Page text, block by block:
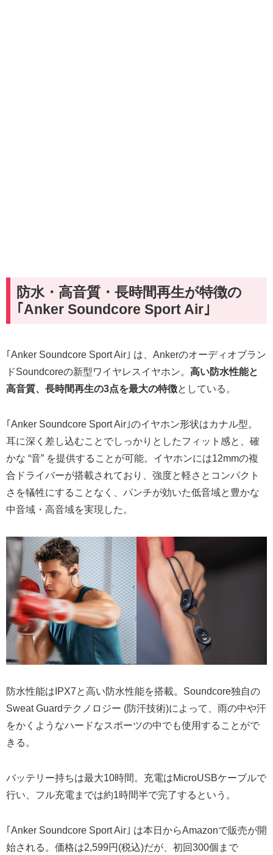
防水・高音質・長時間再生が特徴の
｢Anker Soundcore Sport Air｣
｢Anker Soundcore Sport Air｣ は、Ankerのオーディオブラン
ドSoundcoreの新型ワイヤレスイヤホン。 高い防水性能と
高音質、長時間再生の3点を最大の特徴としている。
｢ Anker Soundcore Sport Air ｣のイヤホン形状はカナル型。
耳に深く差し込むことでしっかりとしたフィット感と、確
かな “音” を提供することが可能。イヤホンには12mmの複
合ドライバーが搭載されており、強度と軽さとコンパクト
さを犠牲にすることなく、パンチが効いた低音域と豊かな
中音域・高音域を実現した。
防水性能は IPX7と高い防水性能を搭載。 Soundcore独自の
Sweat Guardテクノロジー (防汗技術)によって、雨の中や汗
をかくようなハードなスポーツの中でも使用することがで
きる。
バッテリー持ちは最大10時間。充電はMicroUSBケーブルで
行い、フル充電までは約1時間半で完了するという。
｢Anker Soundcore Sport Air｣ は本日からAmazonで販売が開
始される。価格は2,599円(税込)だが、初回300個まで